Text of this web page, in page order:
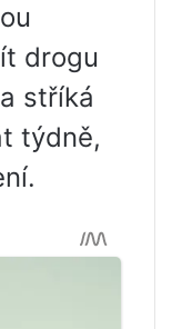
drogu
stříká
týdně,